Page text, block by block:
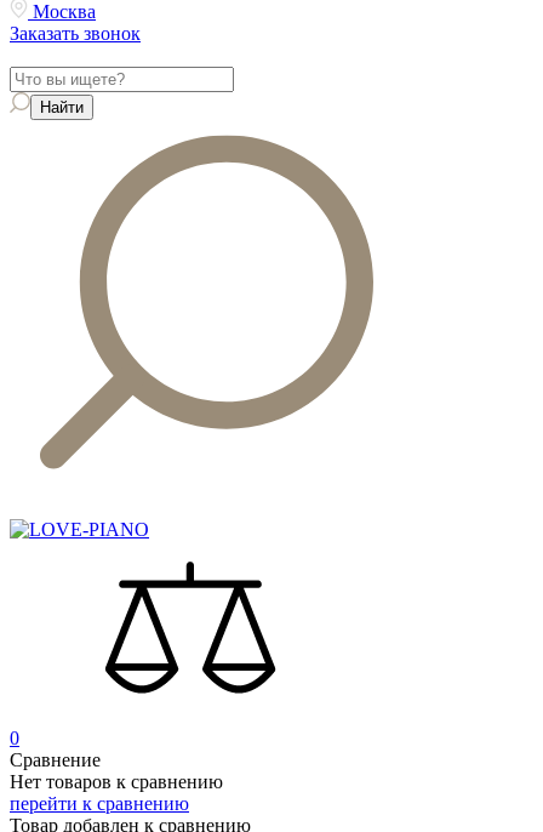
Москва
Заказать звонок
0
Сравнение
Нет товаров к сравнению
перейти к сравнению
Товар добавлен к сравнению